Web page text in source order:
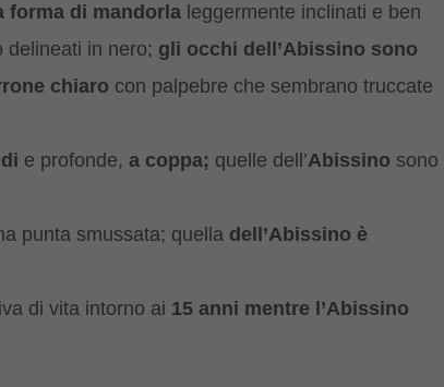
forma di mandorla leggermente inclinati e ben
delineati in nero; gli occhi dell’Abissino sono
chiaro con palpebre che sembrano truccate
e profonde, a coppa; quelle dell’Abissino sono
punta smussata; quella dell’Abissino è
di vita intorno ai 15 anni mentre l’Abissino